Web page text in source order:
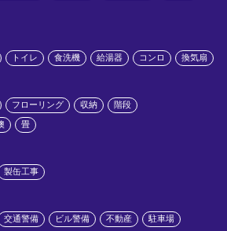
トイレ 食洗機 給湯器 コンロ 換気扇
フローリング 収納 階段
畳
製缶工事
交通警備 ビル警備 不動産 駐車場